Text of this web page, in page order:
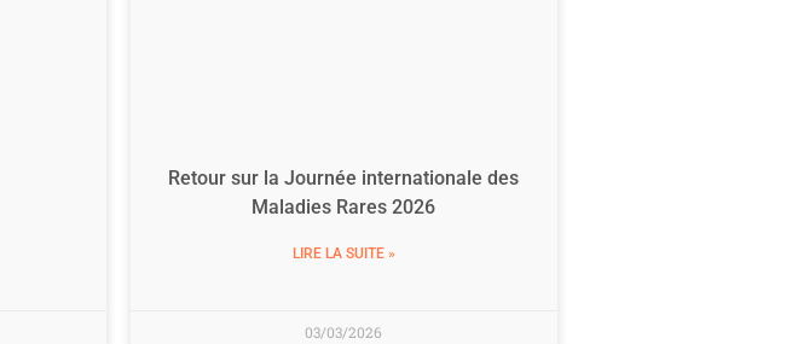
Retour sur la Journée internationale des
Maladies Rares 2026
LIRE LA SUITE »
03/03/2026